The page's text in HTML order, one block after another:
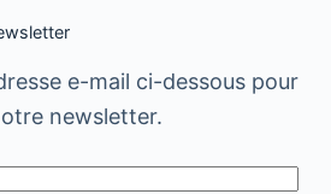
e-mail ci-dessous pour
newsletter.